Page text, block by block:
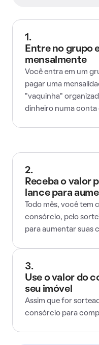
1.
Entre no grupo
mensalmente
Você entra em um
pagar uma
"vaquinha"
dinheiro numa conta
2.
Receba o valor
lance para
Todo mês, você tem
consórcio, pelo
para aumentar suas
3.
Use o valor do
seu imóvel
Assim que for
consórcio para